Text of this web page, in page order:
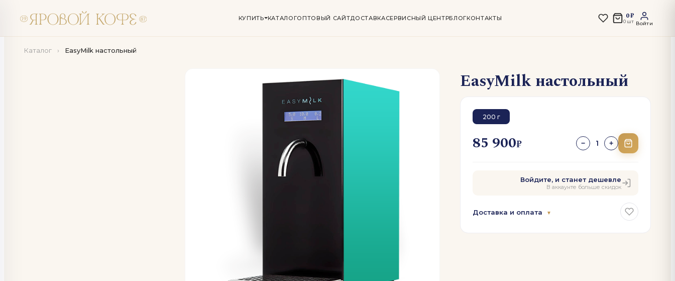
КУПИТЬ КАТАЛОГОПТОВЫЙ САЙТДОСТАВКАСЕРВИСНЫЙ ЦЕНТРБЛОГКОНТАКТЫ 0 ₽
0 шт Войти
Каталог › EasyMilk настольный
EasyMilk настольный
200 г
85 900₽ − 1 +
Войдите, и станет дешевле
В аккаунте больше скидок
Доставка и оплата ▼